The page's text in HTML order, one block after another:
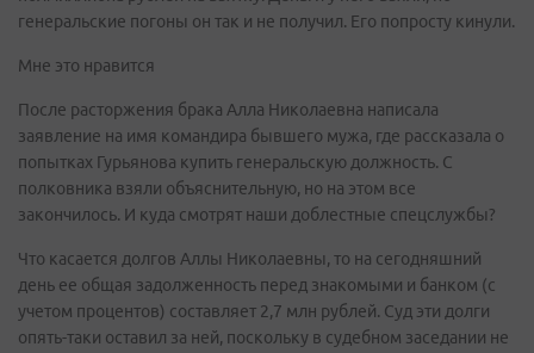
генеральские погоны он так и не получил. Его попросту кинули.
Мне это нравится
После расторжения брака Алла Николаевна написала
заявление на имя командира бывшего мужа, где рассказала о
попытках Гурьянова купить генеральскую должность. С
полковника взяли объяснительную, но на этом все
закончилось. И куда смотрят наши доблестные спецслужбы?
Что касается долгов Аллы Николаевны, то на сегодняшний
день ее общая задолженность перед знакомыми и банком (с
учетом процентов) составляет 2,7 млн рублей. Суд эти долги
опять-таки оставил за ней, поскольку в судебном заседании не